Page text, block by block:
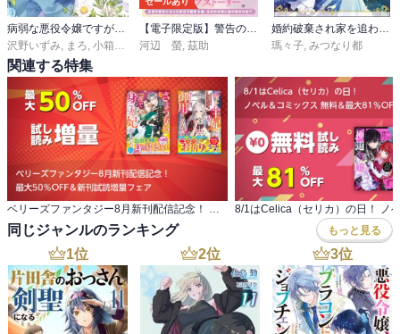
沢野いずみ まろ 小箱ハコ
河辺 螢 茲助
瑪々子 みつなり都
関連する特集
同じジャンルのランキング もっと見る
1位 2位 3位